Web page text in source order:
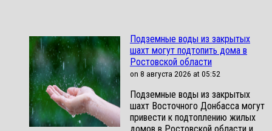
Подземные воды из закрытых
шахт могут подтопить дома в
Ростовской области
on 8 августа 2026 at 05:52
Подземные воды из закрытых
шахт Восточного Донбасса могут
привести к подтоплению жилых